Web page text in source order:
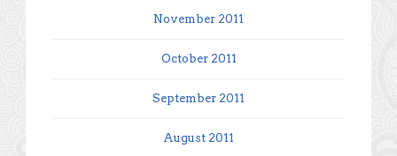
November 2011
October 2011
September 2011
August 2011